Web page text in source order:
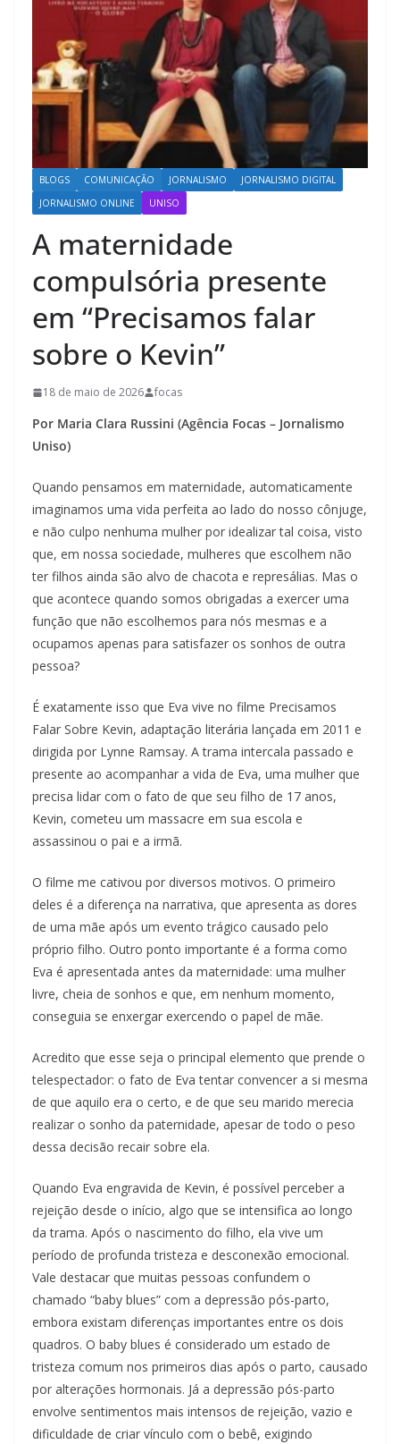
BLOGS COMUNICAÇÃO JORNALISMO
JORNALISMO DIGITAL
JORNALISMO ONLINE
UNISO
A maternidade
compulsória presente
em “Precisamos falar
sobre o Kevin”
18 de maio de 2026 focas
Por Maria Clara Russini (Agência Focas – Jornalismo
Uniso)
Quando pensamos em maternidade, automaticamente
imaginamos uma vida perfeita ao lado do nosso cônjuge,
e não culpo nenhuma mulher por idealizar tal coisa, visto
que, em nossa sociedade, mulheres que escolhem não
ter filhos ainda são alvo de chacota e represálias. Mas o
que acontece quando somos obrigadas a exercer uma
função que não escolhemos para nós mesmas e a
ocupamos apenas para satisfazer os sonhos de outra
pessoa?
É exatamente isso que Eva vive no filme Precisamos
Falar Sobre Kevin, adaptação literária lançada em 2011 e
dirigida por Lynne Ramsay. A trama intercala passado e
presente ao acompanhar a vida de Eva, uma mulher que
precisa lidar com o fato de que seu filho de 17 anos,
Kevin, cometeu um massacre em sua escola e
assassinou o pai e a irmã.
O filme me cativou por diversos motivos. O primeiro
deles é a diferença na narrativa, que apresenta as dores
de uma mãe após um evento trágico causado pelo
próprio filho. Outro ponto importante é a forma como
Eva é apresentada antes da maternidade: uma mulher
livre, cheia de sonhos e que, em nenhum momento,
conseguia se enxergar exercendo o papel de mãe.
Acredito que esse seja o principal elemento que prende o
telespectador: o fato de Eva tentar convencer a si mesma
de que aquilo era o certo, e de que seu marido merecia
realizar o sonho da paternidade, apesar de todo o peso
dessa decisão recair sobre ela.
Quando Eva engravida de Kevin, é possível perceber a
rejeição desde o início, algo que se intensifica ao longo
da trama. Após o nascimento do filho, ela vive um
período de profunda tristeza e desconexão emocional.
Vale destacar que muitas pessoas confundem o
chamado “baby blues” com a depressão pós-parto,
embora existam diferenças importantes entre os dois
quadros. O baby blues é considerado um estado de
tristeza comum nos primeiros dias após o parto, causado
por alterações hormonais. Já a depressão pós-parto
envolve sentimentos mais intensos de rejeição, vazio e
dificuldade de criar vínculo com o bebê, exigindo